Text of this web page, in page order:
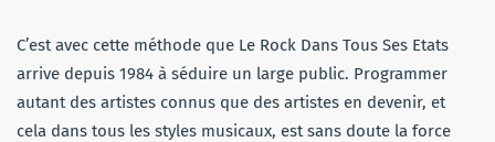
C’est avec cette méthode que Le Rock Dans Tous Ses Etats
arrive depuis 1984 à séduire un large public. Programmer
autant des artistes connus que des artistes en devenir, et
cela dans tous les styles musicaux, est sans doute la force